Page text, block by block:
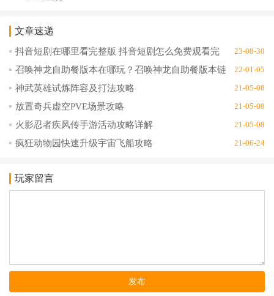
文章速递
抖音短剧在哪里看完整版 抖音短剧怎么免费观看完
23-08-30
召唤神龙自助餐版本在哪玩？召唤神龙自助餐版本链
22-01-05
神武英雄试炼阵容及打法攻略 21-05-08
放置奇兵虚空PVE场景攻略 21-05-08
火影忍者疾风传手游活动攻略详解 21-05-08
疯狂动物园快速升级宇宙飞船攻略 21-06-24
玩家留言
发布